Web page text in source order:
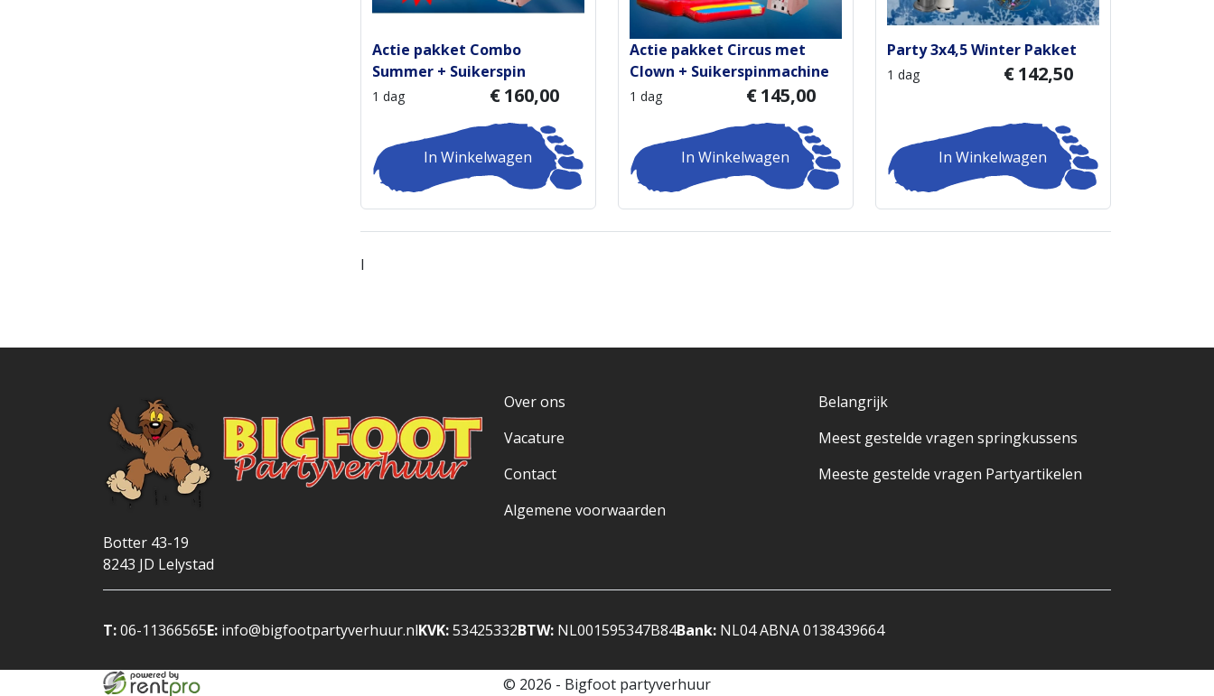
Actie pakket Combo
Summer + Suikerspin
1 dag € 160,00
In Winkelwagen
Actie pakket Circus met
Clown + Suikerspinmachine
1 dag €145,00
In Winkelwagen
Party 3x4,5 Winter Pakket
1 dag €142,50
In Winkelwagen
I
Botter 43-19
8243 JD Lelystad
Over ons
Vacature
Contact
Algemene voorwaarden
Belangrijk
Meest gestelde vragen springkussens
Meeste gestelde vragen Partyartikelen
T:06-11366565E: info@bigfootpartyverhuur.nlKVK:53425332BTW: NL001595347B84Bank: NL04 ABNA 0138439664
© 2026 - Bigfoot partyverhuur